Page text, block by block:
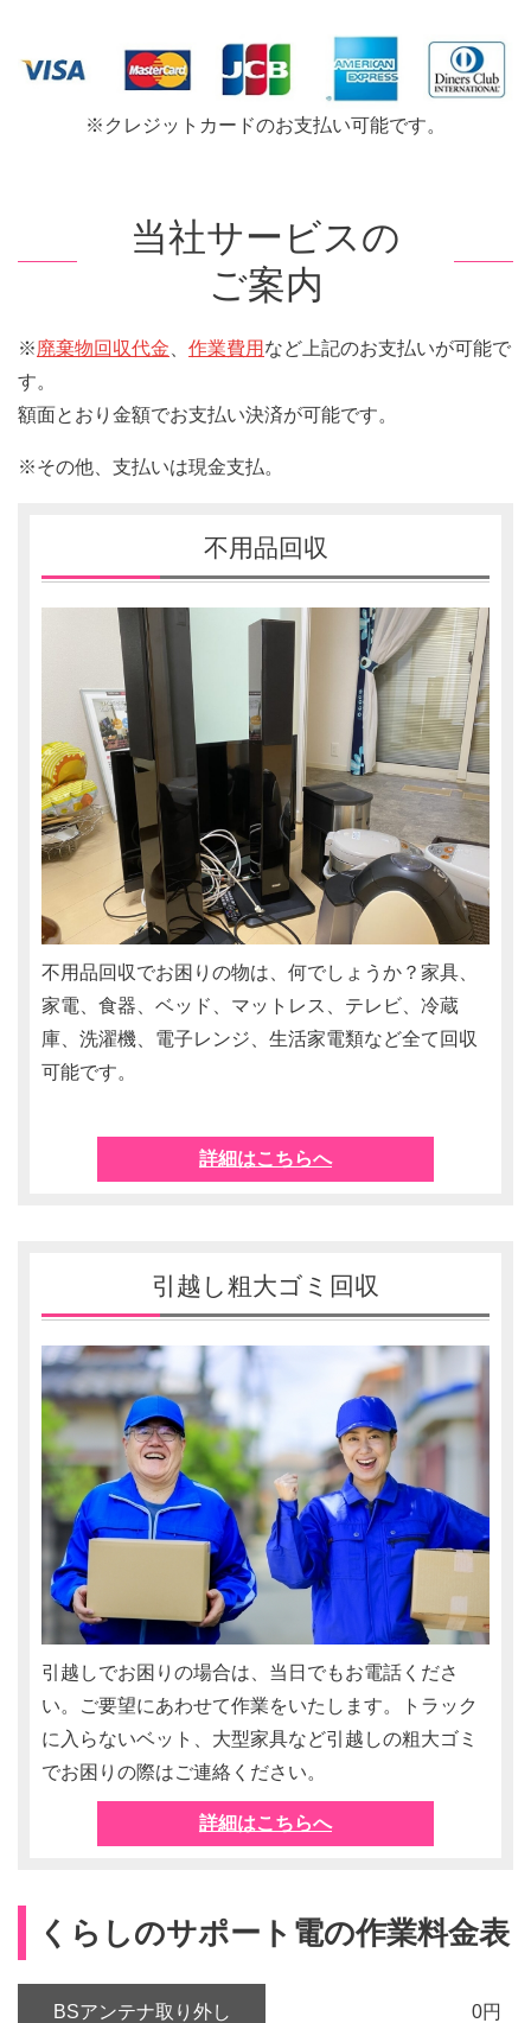
※クレジットカードのお支払い可能です。
当社サービスの
ご案内
※廃棄物回収代金 作業費用 など上記のお支払いが可能で
す。
額面とおり金額でお支払い決済が可能です。
※その他、支払いは現金支払。
不用品回収
不用品回収でお困りの物は、何でしょうか？家具、
家電、食器、ベッド、マットレス、テレビ、冷蔵
庫、洗濯機、電子レンジ、生活家電類など全て回収
可能です。
詳細はこちらへ
引越し粗大ゴミ回収
引越しでお困りの場合は、当日でもお電話くださ
い。ご要望にあわせて作業をいたします。トラック
に入らないベット、大型家具など引越しの粗大ゴミ
でお困りの際はご連絡ください。
詳細はこちらへ
くらしのサポート電の作業料金表
BSアンテナ取り外し 0円